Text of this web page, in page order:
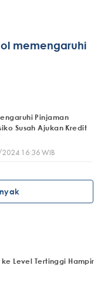
memengaruhi
Pinjaman
Susah Ajukan Kredit
16:36 WIB
Level Tertinggi Hampir